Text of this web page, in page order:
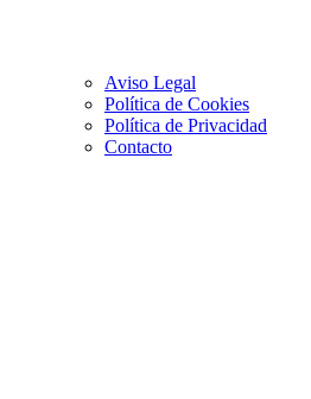
Aviso Legal
Política de Cookies
Política de Privacidad
Contacto